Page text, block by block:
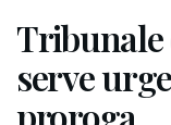
Tribunale
serve
proroga